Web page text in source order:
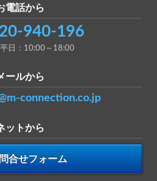
電話から
940-196
日：10:00～18:00
ールから
connection.co.jp
ットから
合せフォーム